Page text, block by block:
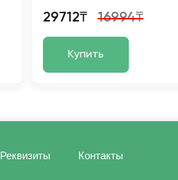
29712₸ 16994₸
Купить
Реквизиты Контакты